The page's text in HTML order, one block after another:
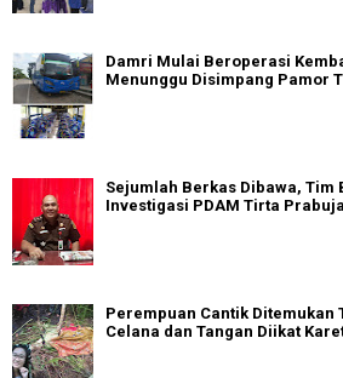
Damri Mulai Beroperasi
Menunggu Disimpang Pamor
Sejumlah Berkas Dibawa, Tim
Investigasi PDAM Tirta
Perempuan Cantik Ditemukan
Celana dan Tangan Diikat